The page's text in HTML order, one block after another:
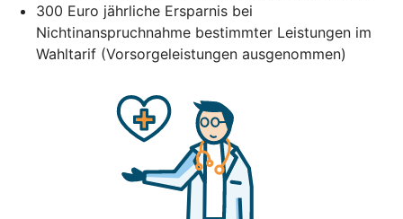
300 Euro jährliche Ersparnis bei
Nichtinanspruchnahme bestimmter Leistungen im
Wahltarif (Vorsorgeleistungen ausgenommen)